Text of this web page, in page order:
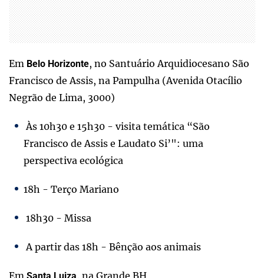
Em Belo Horizonte, no Santuário Arquidiocesano São
Francisco de Assis, na Pampulha (Avenida Otacílio
Negrão de Lima, 3000)
Às 10h30 e 15h30 - visita temática “São
Francisco de Assis e Laudato Si’": uma
perspectiva ecológica
18h - Terço Mariano
18h30 - Missa
A partir das 18h - Bênção aos animais
Em Santa Luiza, na Grande BH